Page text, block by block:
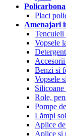
Placi
Amenajari
Tencuieli
Vopsele
Accesorii
Benzi si
Vopsele
Silicoane
Role,
Pompe
Lămpi
Aplice
Aplice si